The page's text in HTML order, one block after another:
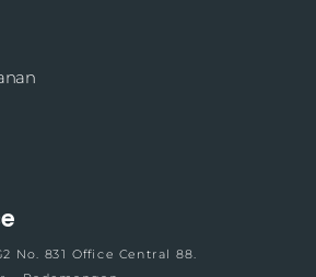
No. 831 Office Central 88.